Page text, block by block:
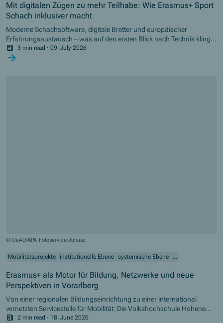
Mit digitalen Zügen zu mehr Teilhabe: Wie Erasmus+ Sport
Schach inklusiver macht
Moderne Schachsoftware, digitale Bretter und europäischer
Erfahrungsaustausch – was auf den ersten Blick nach Technik klingt,
eröffnet Kindern, Jugendlichen und Menschen mit Behinderung neue
Möglichkeiten, am Schachsport teilzunehmen. Der
3 min read · 09. July 2026
© OeAD/APA-Fotoservice/Juhasz
Mobilitätsprojekte institutionelle Ebene systemische Ebene ...
Erasmus+ als Motor für Bildung, Netzwerke und neue
Perspektiven in Vorarlberg
Von einer regionalen Bildungseinrichtung zu einer international
vernetzten Servicestelle für Mobilität: Die Volkshochschule Hohenems
zeigt, wie Erasmus+ nachhaltige Wirkung auf individueller,
2 min read · 18. June 2026